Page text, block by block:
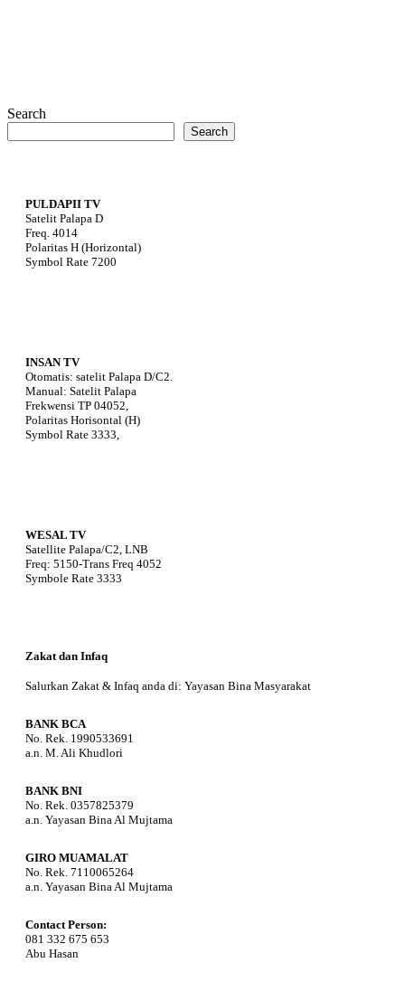
Search
Search
PULDAPII TV
Satelit Palapa D
Freq. 4014
Polaritas H (Horizontal)
Symbol Rate 7200
INSAN TV
Otomatis: satelit Palapa D/C2.
Manual: Satelit Palapa
Frekwensi TP 04052,
Polaritas Horisontal (H)
Symbol Rate 3333,
WESAL TV
Satellite Palapa/C2, LNB
Freq: 5150-Trans Freq 4052
Symbole Rate 3333
Zakat dan Infaq
Salurkan Zakat & Infaq anda di: Yayasan Bina Masyarakat
BANK BCA
No. Rek. 1990533691
a.n. M. Ali Khudlori
BANK BNI
No. Rek. 0357825379
a.n. Yayasan Bina Al Mujtama
GIRO MUAMALAT
No. Rek. 7110065264
a.n. Yayasan Bina Al Mujtama
Contact Person:
081 332 675 653
Abu Hasan